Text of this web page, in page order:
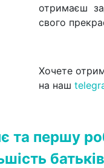
отримаєш
свого
Хочете
на наш
та першу